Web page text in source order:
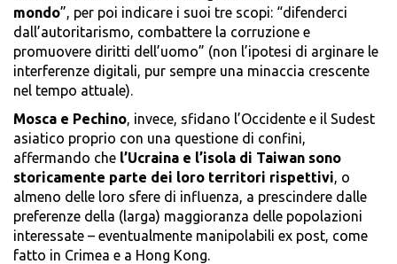
mondo”, per poi indicare i suoi tre scopi: “difenderci
dall’autoritarismo, combattere la corruzione e
promuovere diritti dell’uomo” (non l’ipotesi di arginare le
interferenze digitali, pur sempre una minaccia crescente
nel tempo attuale).
Mosca e Pechino, invece, sfidano l’Occidente e il Sudest
asiatico proprio con una questione di confini,
affermando che l’Ucraina e l’isola di Taiwan sono
storicamente parte dei loro territori rispettivi, o
almeno delle loro sfere di influenza, a prescindere dalle
preferenze della (larga) maggioranza delle popolazioni
interessate – eventualmente manipolabili ex post, come
fatto in Crimea e a Hong Kong.